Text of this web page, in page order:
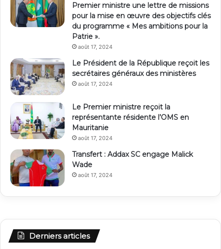
Premier ministre une lettre de missions
pour la mise en œuvre des objectifs clés
du programme « Mes ambitions pour la
Patrie ».
août 17, 2024
Le Président de la République reçoit les
secrétaires généraux des ministères
août 17, 2024
Le Premier ministre reçoit la
représentante résidente l’OMS en
Mauritanie
août 17, 2024
Transfert : Addax SC engage Malick
Wade
août 17, 2024
Derniers articles